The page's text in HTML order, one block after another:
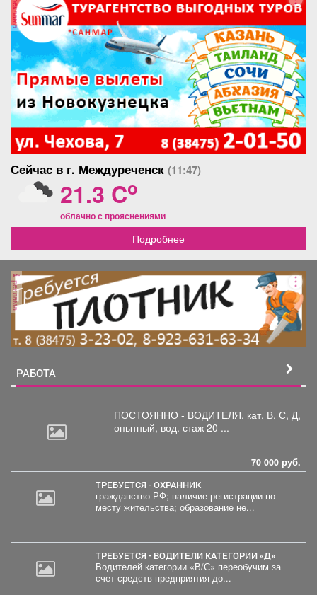
реклама
Сейчас в г. Междуреченск (11:47)
21.3 Co
облачно с прояснениями
Подробнее
реклама
РАБОТА
ПОСТОЯННО - ВОДИТЕЛЯ, кат. В, С, Д,
опытный, вод. стаж 20 ...
70 000 руб.
ТРЕБУЕТСЯ - ОХРАННИК
гражданство РФ; наличие регистрации по
месту жительства; образование не...
ТРЕБУЕТСЯ - ВОДИТЕЛИ КАТЕГОРИИ «Д»
Водителей категории «В/С» переобучим за
счет средств предприятия до...